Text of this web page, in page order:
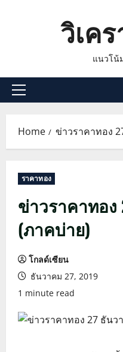
วิเค
แนวโน้
Primary
Home ข่าวราคาทอง
ราคาทอง
ข่าวราคาทอง
(ภาคบ่าย)
โกลด์เซียน
ธันวาคม 27, 2019
1 minute read